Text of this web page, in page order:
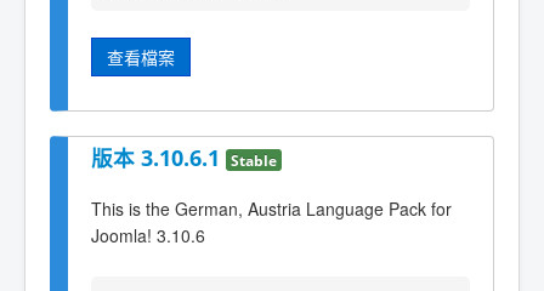
查看檔案
版本 3.10.6.1 Stable
This is the German, Austria Language Pack for
Joomla! 3.10.6